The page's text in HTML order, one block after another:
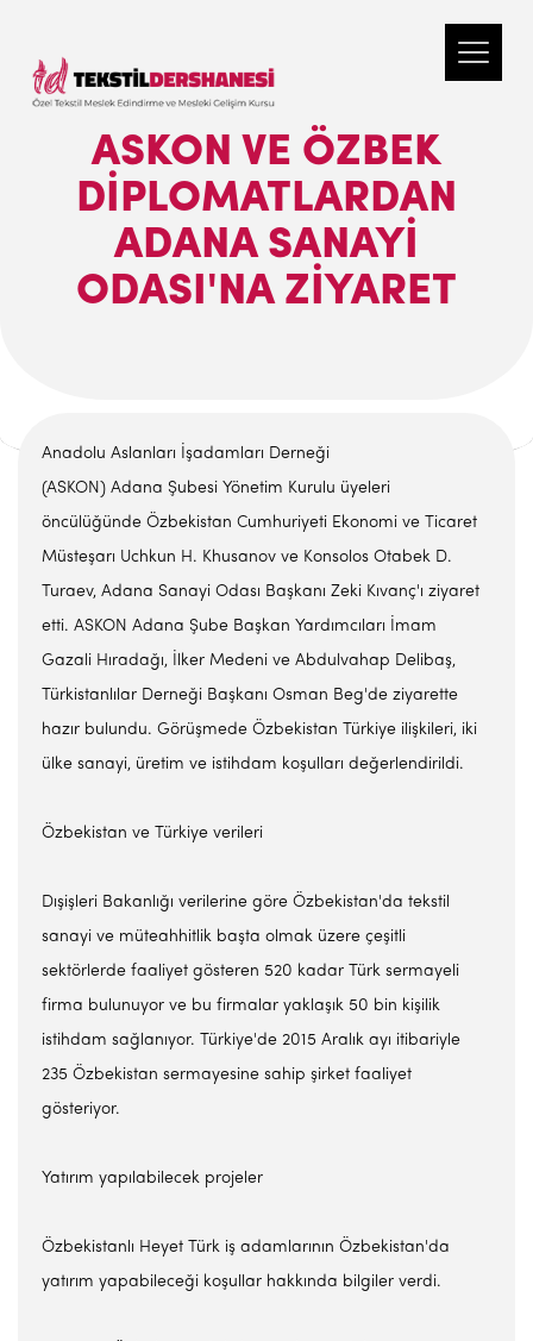
ASKON VE ÖZBEK
DIPLOMATLARDAN
ADANA SANAYI
ODASI'NA ZIYARET
Anadolu Aslanları İşadamları Derneği
(ASKON) Adana Şubesi Yönetim Kurulu üyeleri
öncülüğünde Özbekistan Cumhuriyeti Ekonomi ve Ticaret
Müsteşarı Uchkun H. Khusanov ve Konsolos Otabek D.
Turaev, Adana Sanayi Odası Başkanı Zeki Kıvanç'ı ziyaret
etti. ASKON Adana Şube Başkan Yardımcıları İmam
Gazali Hıradağı, İlker Medeni ve Abdulvahap Delibaş,
Türkistanlılar Derneği Başkanı Osman Beg'de ziyarette
hazır bulundu. Görüşmede Özbekistan Türkiye ilişkileri, iki
ülke sanayi, üretim ve istihdam koşulları değerlendirildi.
Özbekistan ve Türkiye verileri
Dışişleri Bakanlığı verilerine göre Özbekistan'da tekstil
sanayi ve müteahhitlik başta olmak üzere çeşitli
sektörlerde faaliyet gösteren 520 kadar Türk sermayeli
firma bulunuyor ve bu firmalar yaklaşık 50 bin kişilik
istihdam sağlanıyor. Türkiye'de 2015 Aralık ayı itibariyle
235 Özbekistan sermayesine sahip şirket faaliyet
gösteriyor.
Yatırım yapılabilecek projeler
Özbekistanlı Heyet Türk iş adamlarının Özbekistan'da
yatırım yapabileceği koşullar hakkında bilgiler verdi.